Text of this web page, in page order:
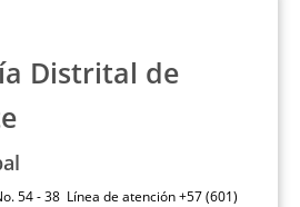
Distrital de
54 - 38 Línea de atención +57 (601)